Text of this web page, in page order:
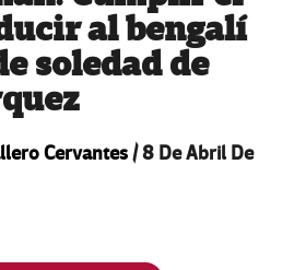
al bengalí
soledad de
Cervantes/8 De Abril De